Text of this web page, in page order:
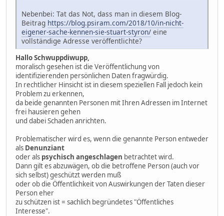
Nebenbei: Tat das Not, dass man in diesem Blog-
Beitrag https://blog.psiram.com/2018/10/in-nicht-
eigener-sache-kennen-sie-stuart-styron/ eine
vollständige Adresse veröffentlichte?
Hallo Schwuppdiwupp,
moralisch gesehen ist die Veröffentlichung von
identifizierenden persönlichen Daten fragwürdig.
In rechtlicher Hinsicht ist in diesem speziellen Fall jedoch kein
Problem zu erkennen,
da beide genannten Personen mit Ihren Adressen im Internet
frei hausieren gehen
und dabei Schaden anrichten.
Problematischer wird es, wenn die genannte Person entweder
als Denunziant
oder als psychisch angeschlagen betrachtet wird.
Dann gilt es abzuwägen, ob die betroffene Person (auch vor
sich selbst) geschützt werden muß
oder ob die Öffentlichkeit von Auswirkungen der Taten dieser
Person eher
zu schützen ist = sachlich begründetes "Öffentliches
Interesse".